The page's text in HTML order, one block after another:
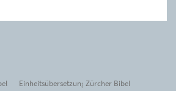
Einheitsübersetzung Zürcher Bibel